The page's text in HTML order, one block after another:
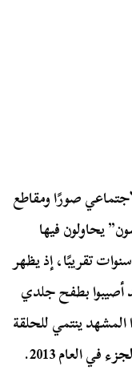
صورًا ومقاطع
يحاولون فيها
تقريبًا، إذ يظهر
أصيبوا بطفح جلدي
المشهد ينتمي للحلقة
في العام 2013.